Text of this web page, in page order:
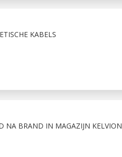
KABELS
NA BRAND IN MAGAZIJN KELVION